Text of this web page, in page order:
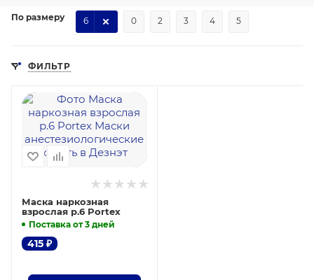
По размеру 0 2 3 4 5
6
ФИЛЬТР
Маска наркозная
взрослая р.6 Portex
Поставка от 3 дней
415 ₽